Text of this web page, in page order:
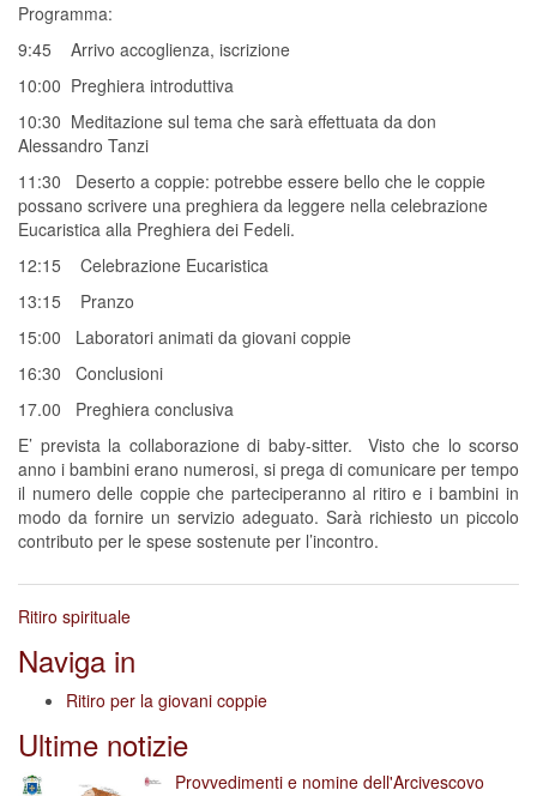
Programma:
9:45 Arrivo accoglienza, iscrizione
10:00 Preghiera introduttiva
10:30 Meditazione sul tema che sarà effettuata da don
Alessandro Tanzi
11:30 Deserto a coppie: potrebbe essere bello che le coppie
possano scrivere una preghiera da leggere nella celebrazione
Eucaristica alla Preghiera dei Fedeli.
12:15 Celebrazione Eucaristica
13:15 Pranzo
15:00 Laboratori animati da giovani coppie
16:30 Conclusioni
17.00 Preghiera conclusiva
E’ prevista la collaborazione di baby-sitter. Visto che lo scorso
anno i bambini erano numerosi, si prega di comunicare per tempo
il numero delle coppie che parteciperanno al ritiro e i bambini in
modo da fornire un servizio adeguato. Sarà richiesto un piccolo
contributo per le spese sostenute per l’incontro.
Ritiro spirituale
Naviga in
Ritiro per la giovani coppie
Ultime notizie
Provvedimenti e nomine dell'Arcivescovo